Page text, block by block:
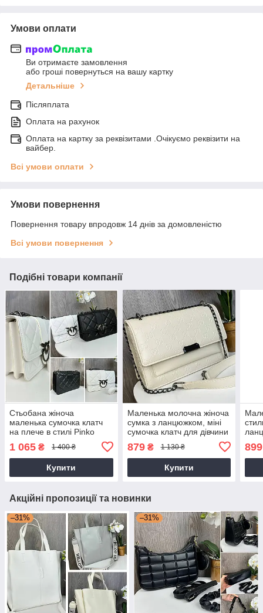
Умови оплати
Ви отримаєте замовлення
або гроші повернуться на вашу картку
Детальніше
Післяплата
Оплата на рахунок
Оплата на картку за реквізитами .Очікуємо реквізити на
вайбер.
Всі умови оплати
Умови повернення
Повернення товару впродовж 14 днів за домовленістю
Всі умови повернення
Подібні товари компанії
Стьобана жіноча
маленька сумочка клатч
на плече в стилі Pinko
1 065 ₴ 1 400 ₴
Купити
Маленька молочна жіноча
сумка з ланцюжком, міні
сумочка клатч для дівчини
879₴ 1 130 ₴
Купити
899
Акційні пропозиції та новинки
–31% –31%